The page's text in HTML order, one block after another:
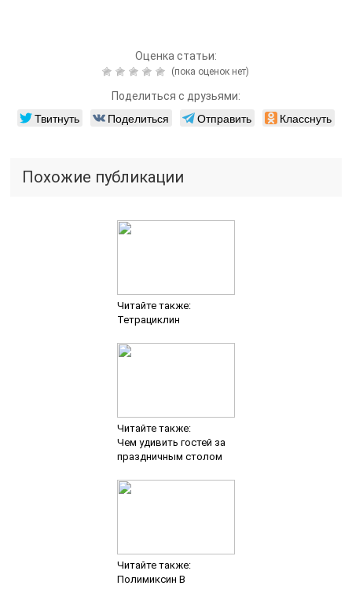
Оценка статьи:
(пока оценок нет)
Поделиться с друзьями:
Твитнуть Поделиться Отправить Класснуть
Похожие публикации
Читайте также:
Тетрациклин
Читайте также:
Чем удивить гостей за
праздничным столом
Читайте также:
Полимиксин B